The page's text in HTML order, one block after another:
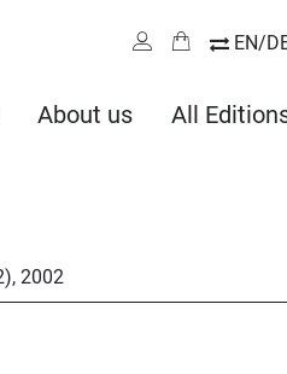
EN/
About us All
, 2002